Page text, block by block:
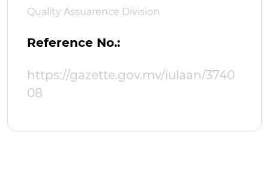
Quality Assuarence Division
Reference No.:
https://gazette.gov.mv/iulaan/3740
08